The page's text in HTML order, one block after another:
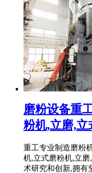
磨粉设备重
粉机,立磨,立
重工专业制造磨粉
机,立式磨粉机,立
术研究和创新,拥有